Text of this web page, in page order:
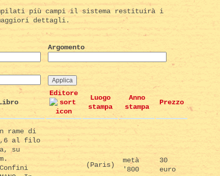
più campi il sistema restituirà i
dettagli.
Argomento
Editore
Luogo
stampa
Anno
stampa
Prezzo
rame di
al filo
su
(Paris)
metà
'800
30
euro